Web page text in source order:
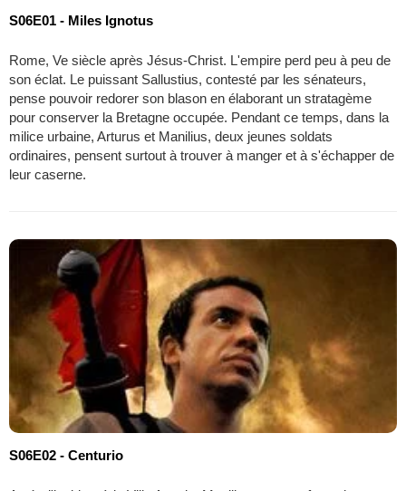
S06E01 - Miles Ignotus
Rome, Ve siècle après Jésus-Christ. L'empire perd peu à peu de
son éclat. Le puissant Sallustius, contesté par les sénateurs,
pense pouvoir redorer son blason en élaborant un stratagème
pour conserver la Bretagne occupée. Pendant ce temps, dans la
milice urbaine, Arturus et Manilius, deux jeunes soldats
ordinaires, pensent surtout à trouver à manger et à s'échapper de
leur caserne.
S06E02 - Centurio